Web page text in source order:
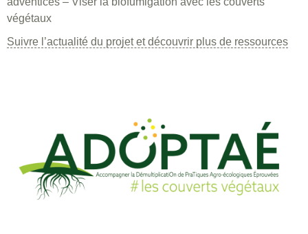
végétaux
Suivre l’actualité du projet et découvrir plus de ressources